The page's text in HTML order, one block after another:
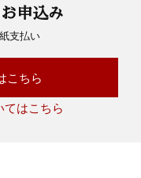
申込み
支払い
こちら
はこちら